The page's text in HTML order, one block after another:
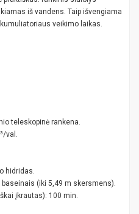
iš vandens. Taip išvengiama
veikimo laikas.
teleskopinė rankena.
val.
hidridas.
(iki 5,49 m skersmens).
įkrautas): 100 min.